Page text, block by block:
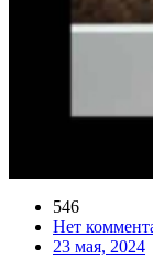
546
Нет
23 мая, 2024